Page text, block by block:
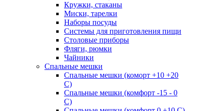
Кружки, стаканы
Миски, тарелки
Наборы посуды
Системы для приготовления пищи
Столовые приборы
Фляги, рюмки
Чайники
Спальные мешки
Спальные мешки (коморт +10 +20
С)
Спальные мешки (комфорт -15 - 0
С)